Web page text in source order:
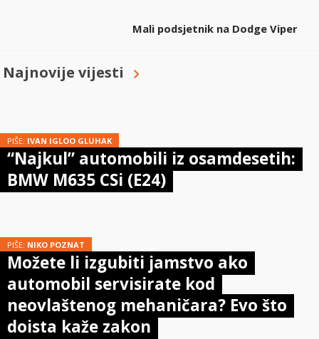
Mali podsjetnik na Dodge Viper
Najnovije vijesti
PIŠE: IVAN IGLOO GLUHAK
“Najkul” automobili iz osamdesetih:
BMW M635 CSi (E24)
PIŠE: NIKO POZNAT
Možete li izgubiti jamstvo ako
automobil servisirate kod
neovlaštenog mehaničara? Evo što
doista kaže zakon